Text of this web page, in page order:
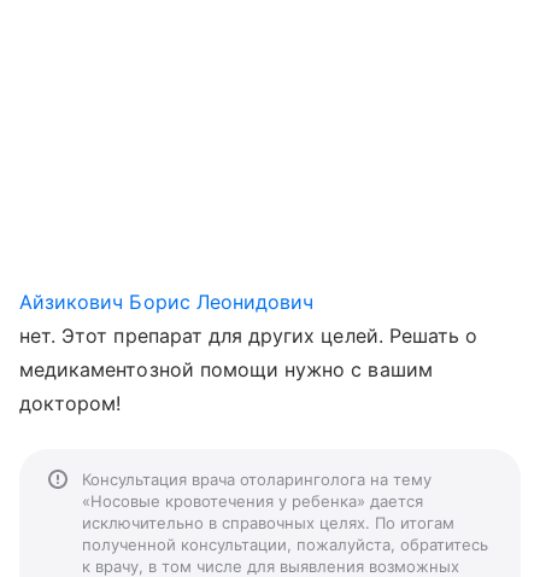
Айзикович Борис Леонидович
нет. Этот препарат для других целей. Решать о
медикаментозной помощи нужно с вашим
доктором!
Консультация врача отоларинголога на тему
«Носовые кровотечения у ребенка» дается
исключительно в справочных целях. По итогам
полученной консультации, пожалуйста, обратитесь
к врачу, в том числе для выявления возможных